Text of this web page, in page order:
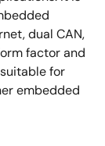
dual CAN,
factor and
for
embedded